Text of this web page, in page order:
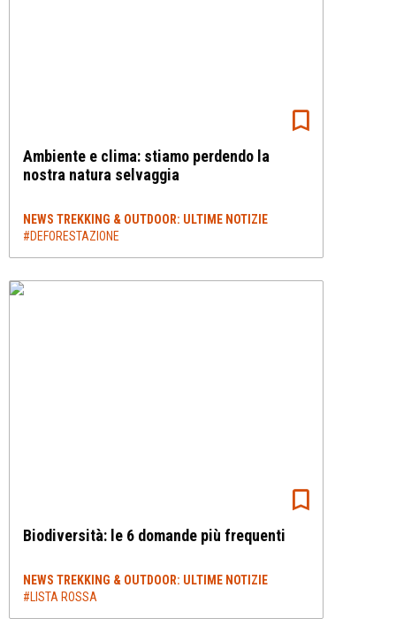
Ambiente e clima: stiamo perdendo la
nostra natura selvaggia
NEWS TREKKING & OUTDOOR: ULTIME NOTIZIE
#DEFORESTAZIONE
Biodiversità: le 6 domande più frequenti
NEWS TREKKING & OUTDOOR: ULTIME NOTIZIE
#LISTA ROSSA